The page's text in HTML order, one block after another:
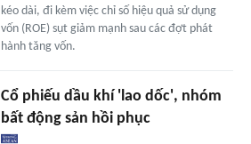
kéo dài, đi kèm việc chỉ số hiệu quả sử dụng
vốn (ROE) sụt giảm mạnh sau các đợt phát
hành tăng vốn.
Cổ phiếu dầu khí 'lao dốc', nhóm
bất động sản hồi phục